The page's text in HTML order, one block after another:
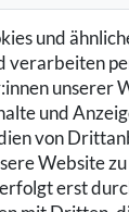
und
verarbeiten
unserer
und
von
Website
erst